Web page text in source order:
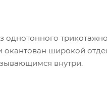
однотонного
окантован широкой
внутри.